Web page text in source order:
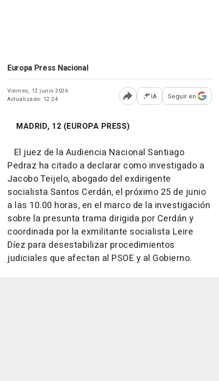
Europa Press Nacional
Viernes, 12 junio 2026
Actualizado: 12:24
Abrir opciones para
IA Seguir en
MADRID, 12 (EUROPA PRESS)
El juez de la Audiencia Nacional Santiago
Pedraz ha citado a declarar como investigado a
Jacobo Teijelo, abogado del exdirigente
socialista Santos Cerdán, el próximo 25 de junio
a las 10.00 horas, en el marco de la investigación
sobre la presunta trama dirigida por Cerdán y
coordinada por la exmilitante socialista Leire
Díez para desestabilizar procedimientos
judiciales que afectan al PSOE y al Gobierno.